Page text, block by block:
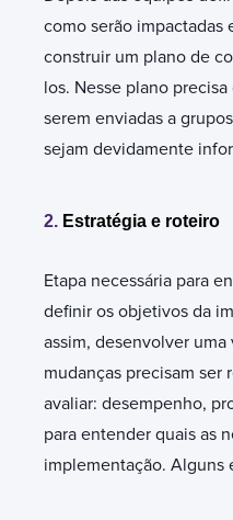
como serão impactadas
construir um plano de
los. Nesse plano
serem enviadas a
sejam devidamente
2. Estratégia e roteiro
Etapa necessária para
definir os objetivos da
assim, desenvolver
mudanças precisam ser
avaliar: desempenho,
para entender quais as
implementação. Alguns